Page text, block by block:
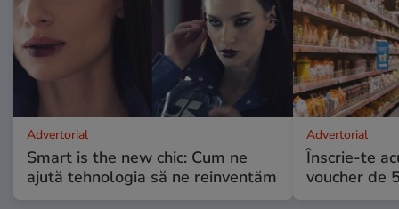
Advertorial
Smart is the new chic: Cum ne
ajută tehnologia să ne reinventăm
Advertorial
Înscrie-te
voucher de